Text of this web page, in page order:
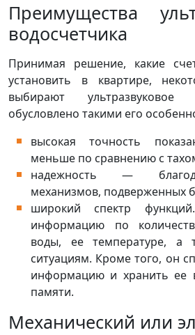
Преимущества
водосчетчика
Принимая решение, какие
установить в квартире,
выбирают ультразвуковое
обусловлено такими его
высокая точность
меньше по сравнению с
надежность —
механизмов, подверженных
широкий спектр
информацию по
воды, ее температуре, а
ситуациям. Кроме того, он
информацию и хранить ее
памяти.
Механический или